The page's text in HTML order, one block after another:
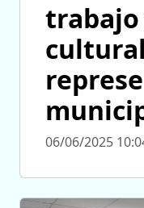
06/06/2025